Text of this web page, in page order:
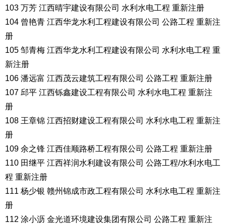
103 万芳 江西晴宇建设有限公司 水利水电工程 重新注册
104 曾艳青 江西华龙水利工程建设有限公司 公路工程 重新注
册
105 邹青梅 江西华龙水利工程建设有限公司 水利水电工程 重
新注册
106 潘远富 江西茂云建筑工程有限公司 公路工程 重新注册
107 邱平 江西铄鑫建设工程有限公司 水利水电工程 重新注
册
108 王章锦 江西招财建设工程有限公司 水利水电工程 重新注
册
109 余之锋 江西佳顺路桥工程有限公司 公路工程 重新注册
110 田继平 江西祥润水利建设有限公司 公路工程/水利水电工
程 重新注册
111 杨少银 赣州锦成市政工程有限公司 水利水电工程 重新注
册
112 涂小沥 金光道环境建设集团有限公司 公路工程 重新注